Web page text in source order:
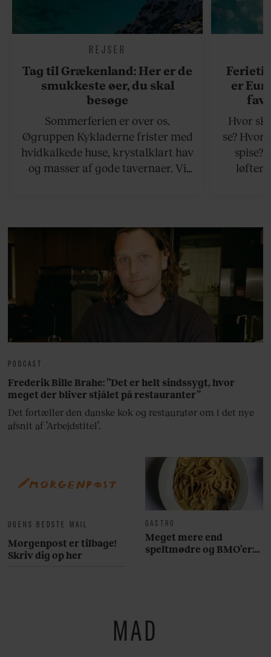
REJSER
Tag til Grækenland: Her er de
smukkeste øer, du skal
besøge
Sommerferien er over os.
Øgruppen Kykladerne frister med
hvidkalkede huse, krystalklart hav
og masser af gode tavernaer. Vi
er
Hvor
se? Hvor
spise?
løfter
UGENS BEDSTE MAIL
Morgenpost er tilbage!
Skriv dig op her
GASTRO
Meget mere end
speltmødre og BMO’er:
PODCAST
Frederik Bille Brahe: ”Det er helt sindssygt, hvor
meget der bliver stjålet på restauranter”
Det fortæller den danske kok og restauratør om i det nye
afsnit af ’Arbejdstitel’.
MAD